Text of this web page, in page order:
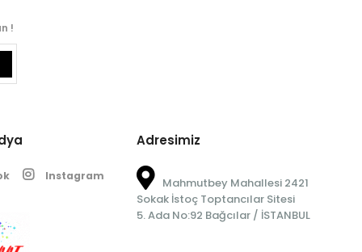
!
Instagram
Adresimiz
Mahmutbey Mahallesi 2421
Sokak İstoç Toptancılar Sitesi
5. Ada No:92 Bağcılar / İSTANBUL